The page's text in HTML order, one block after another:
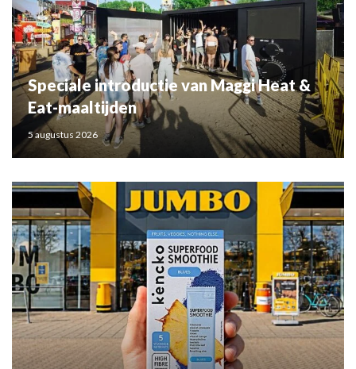
Speciale introductie van Maggi Heat &
Eat-maaltijden
5 augustus 2026